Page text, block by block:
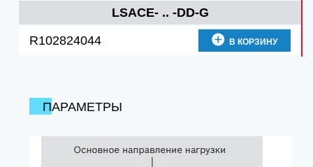
LSACE- .. -DD-G
R102824044
В КОРЗИНУ
ПАРАМЕТРЫ